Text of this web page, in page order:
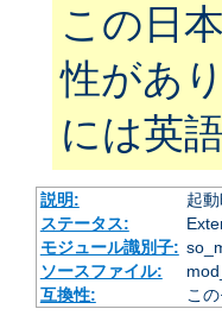
この日
性があ
には英
説明:
起
ステータス:
モジュール識別子:
ソースファイル:
互換性:
こ